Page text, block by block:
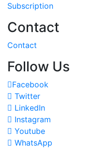
Subscription
Contact
Contact
Follow Us
Facebook
Twitter
LinkedIn
Instagram
Youtube
WhatsApp